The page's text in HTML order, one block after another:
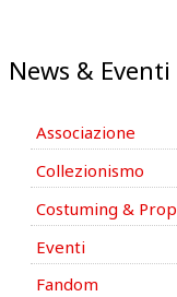
News & Eventi
Associazione
Collezionismo
Costuming & Prop
Eventi
Fandom